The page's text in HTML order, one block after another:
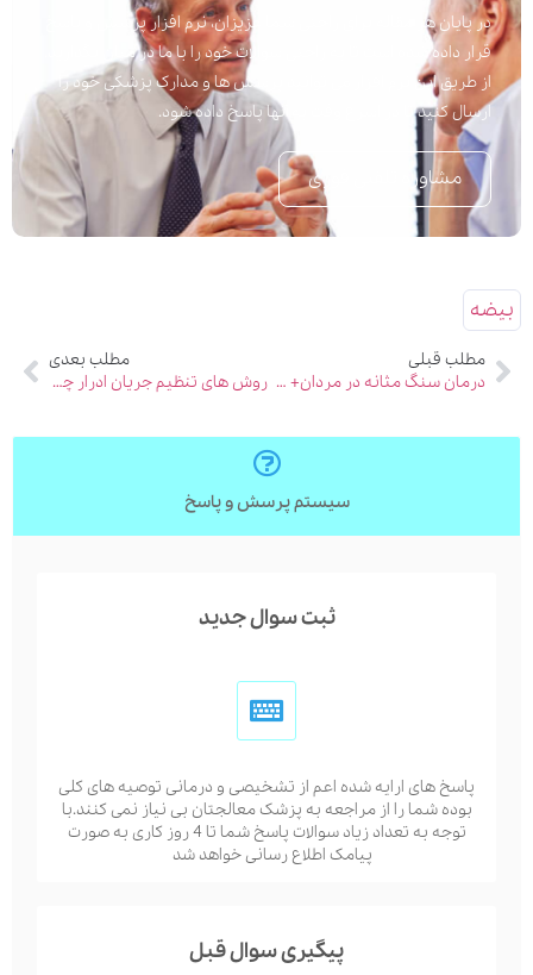
در پایان هر مقاله برای راحتی شما عزیزان، نرم افزار پرسش و پاسخ
قرار داده شده است تا به راحتی سوالات خود را با ما در میان بگذارید.
از طریق این نرم افزار می توانید پرسش ها و مدارک پزشکی خود را
ارسال کنید تا در اسرع وقت به آنها پاسخ داده شود.
مشاوره تلفنی فوری
بیضه
مطلب قبلی
درمان سنگ مثانه در مردان+ عکس
مطلب بعدی
روش های تنظیم جریان ادرار چیست؟ (5 مورد)
سیستم پرسش و پاسخ
ثبت سوال جدید
پاسخ های ارایه شده اعم از تشخیصی و درمانی توصیه های کلی
بوده شما را از مراجعه به پزشک معالجتان بی نیاز نمی کنند.با
توجه به تعداد زیاد سوالات پاسخ شما تا 4 روز کاری به صورت
پیامک اطلاع رسانی خواهد شد
پیگیری سوال قبل